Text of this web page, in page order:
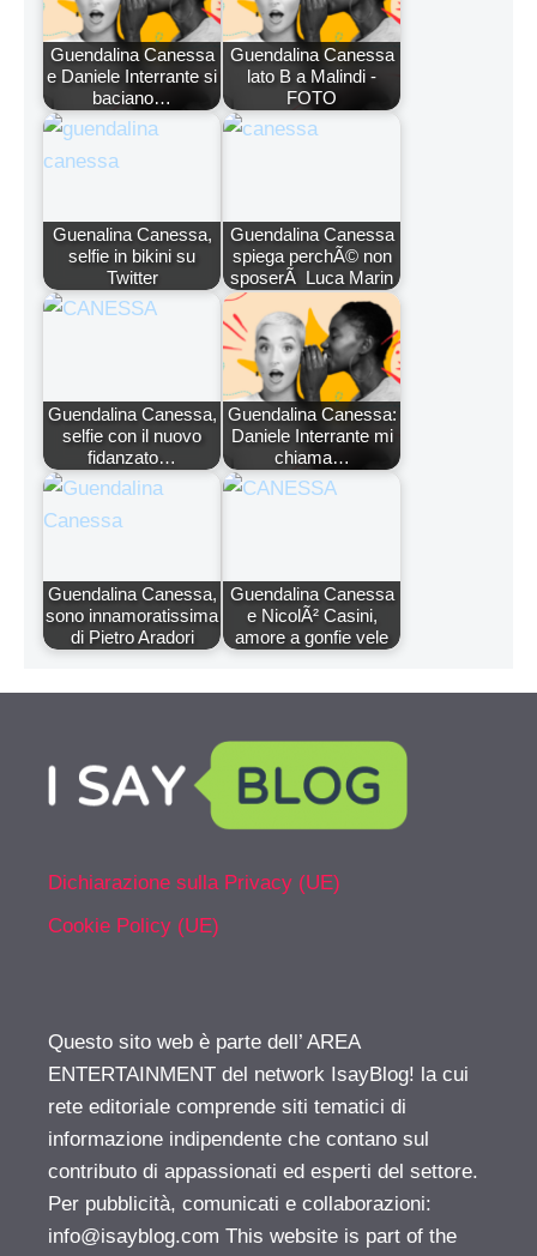
Guendalina Canessa
e Daniele Interrante si
baciano…
Guendalina Canessa
lato B a Malindi -
FOTO
Guenalina Canessa,
selfie in bikini su
Twitter
Guendalina Canessa
spiega perchÃ© non
sposerÃ Luca Marin
Guendalina Canessa,
selfie con il nuovo
fidanzato…
Guendalina Canessa:
Daniele Interrante mi
chiama…
Guendalina Canessa,
sono innamoratissima
di Pietro Aradori
Guendalina Canessa
e NicolÃ² Casini,
amore a gonfie vele
Dichiarazione sulla Privacy (UE)
Cookie Policy (UE)
Questo sito web è parte dell’ AREA
ENTERTAINMENT del network IsayBlog! la cui
rete editoriale comprende siti tematici di
informazione indipendente che contano sul
contributo di appassionati ed esperti del settore.
Per pubblicità, comunicati e collaborazioni:
info@isayblog.com This website is part of the